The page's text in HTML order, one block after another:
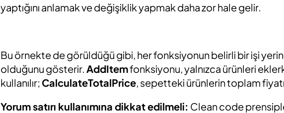
yaptığını anlamak ve değişiklik yapmak daha zor hale gelir.
Bu örnekte de görüldüğü gibi, her fonksiyonun belirli bir işi
olduğunu gösterir. AddItemfonksiyonu, yalnızca ürünleri
kullanılır; CalculateTotalPrice, sepetteki ürünlerin toplam
Yorum satırı kullanımına dikkat edilmeli: Clean code